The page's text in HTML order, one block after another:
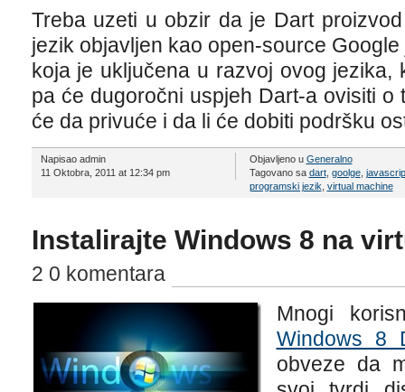
Treba uzeti u obzir da je Dart
jezik objavljen kao open-source
koja je uključena u razvoj ovog jezika,
pa će dugoročni uspjeh Dart-a ovisiti o
će da privuće i da li će dobiti podršku
Napisao admin
11 Oktobra, 2011 at 12:34 pm
Objavljeno u Generalno
Tagovano sa dart, goolge,
programski jezik virtual machine
Instalirajte Windows 8 na
2 0 komentara
Mnogi
Windows 8
obveze da